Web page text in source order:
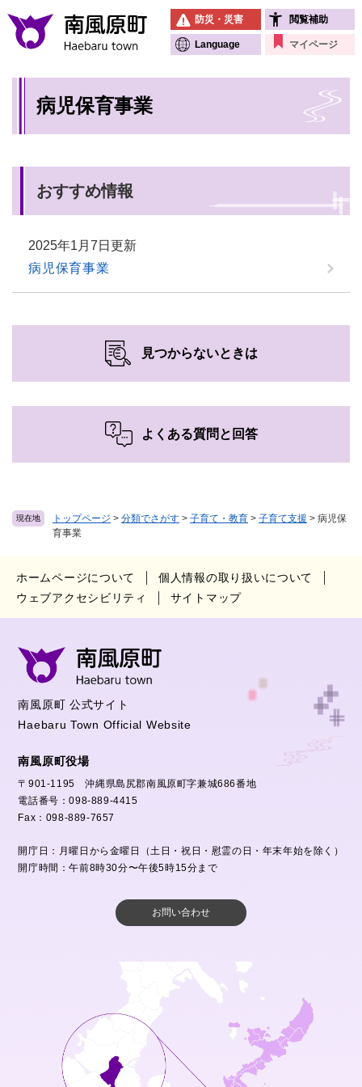
メニューを飛ばして本文へ
防災・災害 閲覧補助
Language マイページ
現在地 トップページ > 分類でさがす > 子育て・教育 > 子育て支援 > 病児保
育事業
病児保育事業
おすすめ情報
2025年1月7日更新
病児保育事業
見つからないときは
よくある質問と回答
ホームページについて
個人情報の取り扱いについて
ウェブアクセシビリティ
サイトマップ
南風原町 公式サイト
Haebaru Town Official Website
南風原町役場
〒901-1195 沖縄県島尻郡南風原町字兼城686番地
電話番号：098-889-4415
Fax：098-889-7657
開庁日：月曜日から金曜日（土日・祝日・慰霊の日・年末年始を除く）
開庁時間：午前8時30分〜午後5時15分まで
お問い合わせ